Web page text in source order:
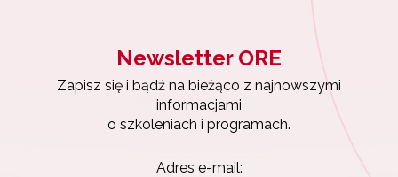
Newsletter ORE
Zapisz się i bądź na bieżąco z najnowszymi
informacjami
o szkoleniach i programach.
Adres e-mail: